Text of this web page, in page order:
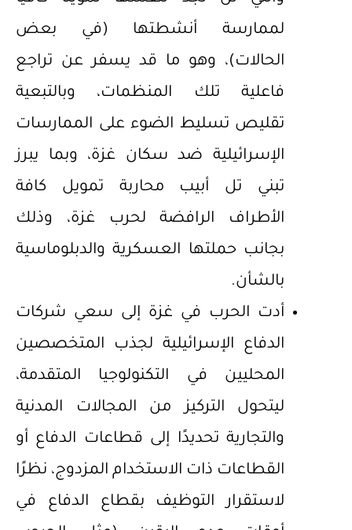
لممارسة أنشطتها (في بعض
الحالات)، وهو ما قد يسفر عن تراجع
فاعلية تلك المنظمات، وبالتبعية
تقليص تسليط الضوء على الممارسات
الإسرائيلية ضد سكان غزة، وبما يبرز
تبني تل أبيب محاربة تمويل كافة
الأطراف الرافضة لحرب غزة، وذلك
بجانب حملتها العسكرية والدبلوماسية
بالشأن.
أدت الحرب في غزة إلى سعي شركات
الدفاع الإسرائيلية لجذب المتخصصين
المحليين في التكنولوجيا المتقدمة،
ليتحول التركيز من المجالات المدنية
والتجارية تحديدًا إلى قطاعات الدفاع أو
القطاعات ذات الاستخدام المزدوج، نظرًا
لاستقرار التوظيف بقطاع الدفاع في